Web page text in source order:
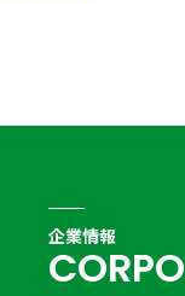
企業情報
CORPO